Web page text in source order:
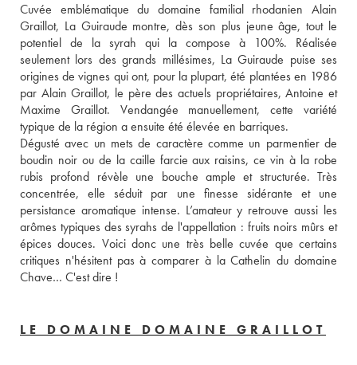
Cuvée emblématique du domaine familial rhodanien Alain
Graillot, La Guiraude montre, dès son plus jeune âge, tout le
potentiel de la syrah qui la compose à 100%. Réalisée
seulement lors des grands millésimes, La Guiraude puise ses
origines de vignes qui ont, pour la plupart, été plantées en 1986
par Alain Graillot, le père des actuels propriétaires, Antoine et
Maxime Graillot. Vendangée manuellement, cette variété
typique de la région a ensuite été élevée en barriques.
Dégusté avec un mets de caractère comme un parmentier de
boudin noir ou de la caille farcie aux raisins, ce vin à la robe
rubis profond révèle une bouche ample et structurée. Très
concentrée, elle séduit par une finesse sidérante et une
persistance aromatique intense. L’amateur y retrouve aussi les
arômes typiques des syrahs de l'appellation : fruits noirs mûrs et
épices douces. Voici donc une très belle cuvée que certains
critiques n'hésitent pas à comparer à la Cathelin du domaine
Chave… C'est dire !
LE DOMAINE DOMAINE GRAILLOT